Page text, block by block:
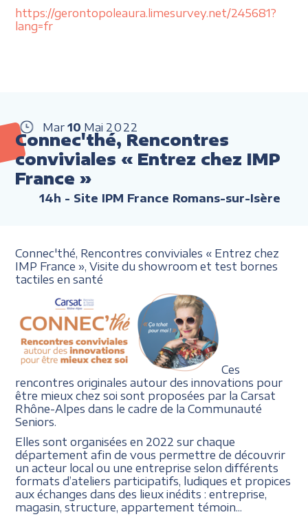
https://gerontopoleaura.limesurvey.net/245681?
lang=fr
Mar 10 Mai 2022
Connec'thé, Rencontres
conviviales « Entrez chez IMP
France »
14h - Site IPM France Romans-sur-Isère
Connec'thé, Rencontres conviviales « Entrez chez
IMP France »,Visite du showroom et test bornes
tactiles en santé
Ces
rencontres originales autour des innovations pour
être mieux chez soi sont proposées par la Carsat
Rhône-Alpes dans le cadre de la Communauté
Seniors.
Elles sont organisées en 2022 sur chaque
département afin de vous permettre de découvrir
un acteur local ou une entreprise selon différents
formats d’ateliers participatifs, ludiques et propices
aux échanges dans des lieux inédits : entreprise,
magasin, structure, appartement témoin...